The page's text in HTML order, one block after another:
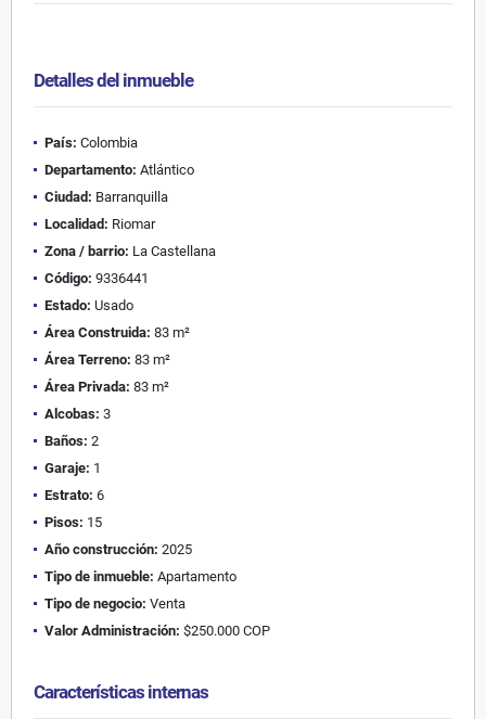
Detalles del inmueble
País: Colombia
Departamento: Atlántico
Ciudad: Barranquilla
Localidad: Riomar
Zona / barrio: La Castellana
Código: 9336441
Estado: Usado
Área Construida: 83 m²
Área Terreno: 83 m²
Área Privada: 83 m²
Alcobas: 3
Baños: 2
Garaje: 1
Estrato: 6
Pisos: 15
Año construcción: 2025
Tipo de inmueble: Apartamento
Tipo de negocio: Venta
Valor Administración: $250.000 COP
Características internas